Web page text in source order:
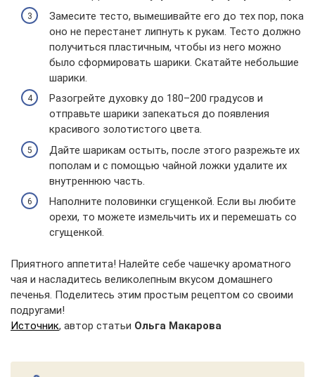
Замесите тесто, вымешивайте его до тех пор, пока
оно не перестанет липнуть к рукам. Тесто должно
получиться пластичным, чтобы из него можно
было сформировать шарики. Скатайте небольшие
шарики.
Разогрейте духовку до 180–200 градусов и
отправьте шарики запекаться до появления
красивого золотистого цвета.
Дайте шарикам остыть, после этого разрежьте их
пополам и с помощью чайной ложки удалите их
внутреннюю часть.
Наполните половинки сгущенкой. Если вы любите
орехи, то можете измельчить их и перемешать со
сгущенкой.
Приятного аппетита! Налейте себе чашечку ароматного
чая и насладитесь великолепным вкусом домашнего
печенья. Поделитесь этим простым рецептом со своими
подругами!
Источник, автор статьи Ольга Макарова